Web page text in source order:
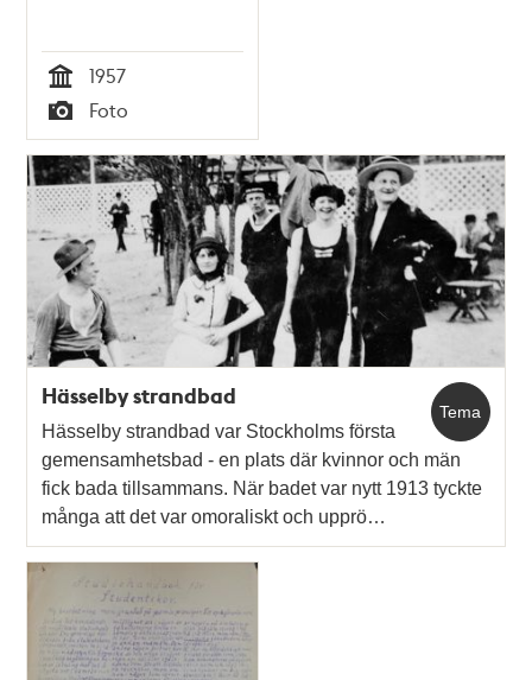
Tid
1957
Typ
Foto
Tema
Hässelby strandbad
Hässelby strandbad var Stockholms första
gemensamhetsbad - en plats där kvinnor och män
fick bada tillsammans. När badet var nytt 1913 tyckte
många att det var omoraliskt och upprö…